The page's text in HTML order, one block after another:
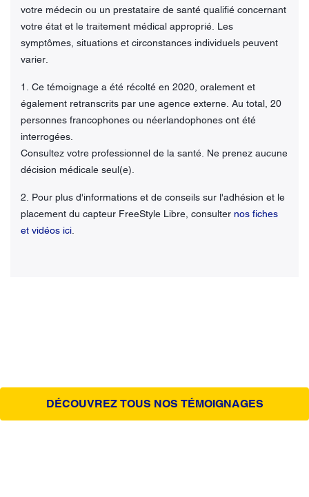
votre médecin ou un prestataire de santé qualifié concernant
votre état et le traitement médical approprié. Les
symptômes, situations et circonstances individuels peuvent
varier.
1. Ce témoignage a été récolté en 2020, oralement et
également retranscrits par une agence externe. Au total, 20
personnes francophones ou néerlandophones ont été
interrogées.
Consultez votre professionnel de la santé. Ne prenez aucune
décision médicale seul(e).
2. Pour plus d'informations et de conseils sur l'adhésion et le
placement du capteur FreeStyle Libre, consulter nos fiches
et vidéos ici.
DÉCOUVREZ TOUS NOS TÉMOIGNAGES